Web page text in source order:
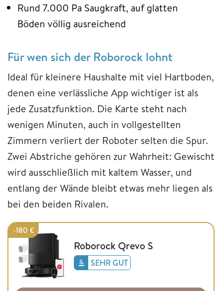
Rund 7.000 Pa Saugkraft, auf glatten
Böden völlig ausreichend
Für wen sich der Roborock lohnt
Ideal für kleinere Haushalte mit viel Hartboden,
denen eine verlässliche App wichtiger ist als
jede Zusatzfunktion. Die Karte steht nach
wenigen Minuten, auch in vollgestellten
Zimmern verliert der Roboter selten die Spur.
Zwei Abstriche gehören zur Wahrheit: Gewischt
wird ausschließlich mit kaltem Wasser, und
entlang der Wände bleibt etwas mehr liegen als
bei den beiden Rivalen.
-180 €
Roborock Qrevo S
SEHR GUT